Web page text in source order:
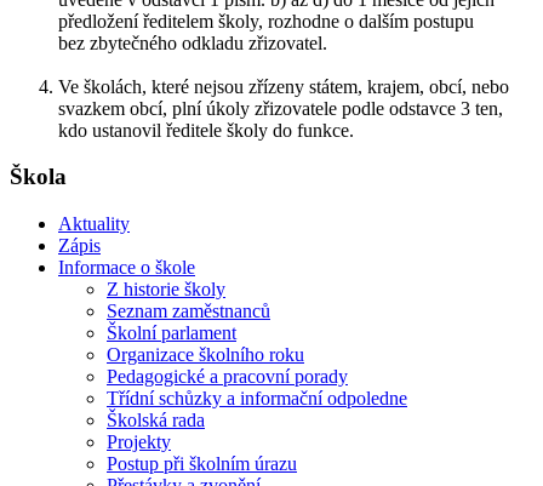
předložení ředitelem školy, rozhodne o dalším postupu
bez zbytečného odkladu zřizovatel.
Ve školách, které nejsou zřízeny státem, krajem, obcí, nebo
svazkem obcí, plní úkoly zřizovatele podle odstavce 3 ten,
kdo ustanovil ředitele školy do funkce.
Škola
Aktuality
Zápis
Informace o škole
Z historie školy
Seznam zaměstnanců
Školní parlament
Organizace školního roku
Pedagogické a pracovní porady
Třídní schůzky a informační odpoledne
Školská rada
Projekty
Postup při školním úrazu